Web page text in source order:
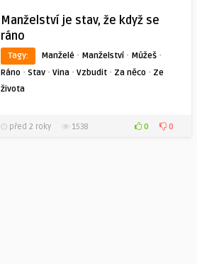
Manželství je stav, že když se
ráno
Tagy: Manželé · Manželství· Můžeš ·
Ráno · Stav · Vina · Vzbudit · Za něco · Ze
života
před 2 roky 1538 0 0